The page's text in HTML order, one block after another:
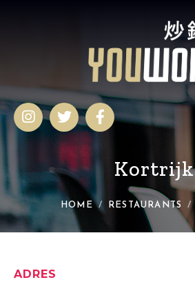
Kortrijk
HOME RESTAURANTS
ADRES